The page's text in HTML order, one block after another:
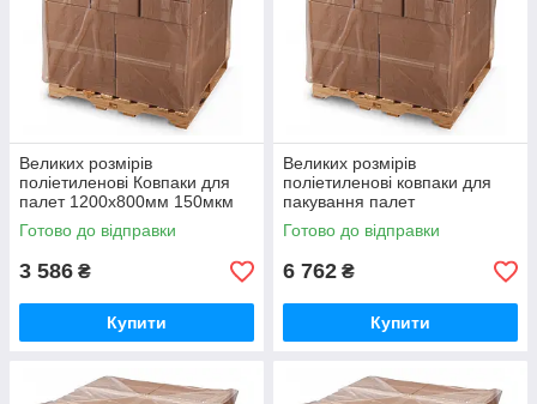
Великих розмірів
поліетиленові Ковпаки для
палет 1200х800мм 150мкм
висота вантажу 80см
(вторинний PE)
Готово до відправки
3 586 ₴
Купити
Великих розмірів
поліетиленові ковпаки для
пакування палет
1200х800мм 150мкм висота
вантажу 220см (вторинний
Готово до відправки
6 762 ₴
Купити